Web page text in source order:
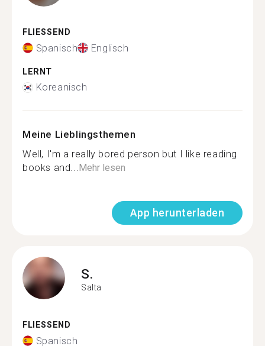
FLIESSEND
Spanisch Englisch
LERNT
Koreanisch
Meine Lieblingsthemen
Well, I'm a really bored person but I like reading
books and...Mehr lesen
App herunterladen
S.
Salta
FLIESSEND
Spanisch